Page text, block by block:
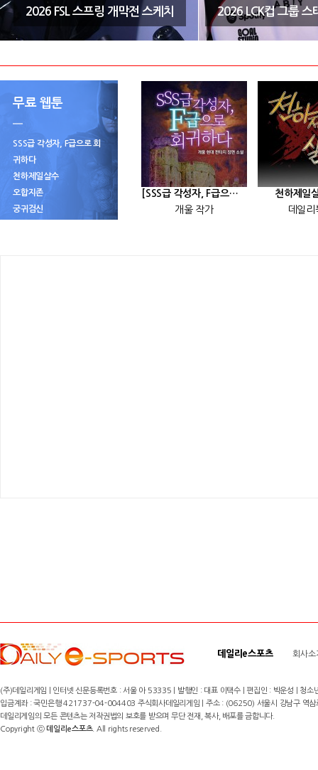
2026 FSL 스프링 개막전 스케치 2026 LCK컵 그룹 스
무료 웹툰
SSS급 각성자, F급으로 회
귀하다
천하제일살수
오합지존
궁귀검신
[SSS급 각성자, F급으로 회귀하다] 25화
개울 작가
천하제일
데일리
데일리e스포츠 회사소
(주)데일리게임 | 인터넷 신문등록번호 : 서울 아 53335 | 발행인 : 대표 이택수 | 편집인 : 박운성 |
입금계좌 : 국민은행 421737-04-004403 주식회사데일리게임 | 주소 : (06250) 서울시 강남구
데일리게임의 모든 콘텐츠는 저작권법의 보호를 받으며 무단 전재, 복사, 배포를 금합니다.
Copyright ⓒ데일리e스포츠. All rights reserved.